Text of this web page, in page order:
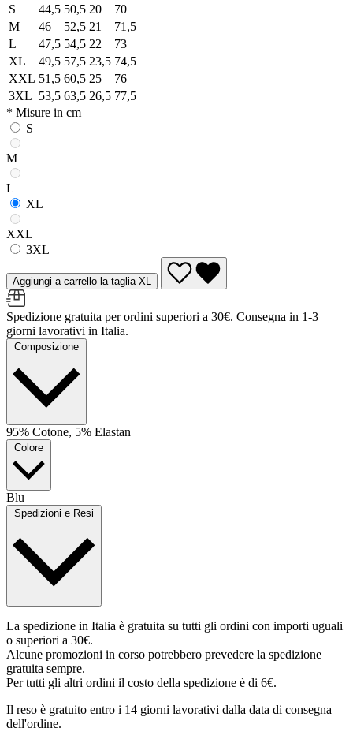
S
44,5 50,5 20
70
M
46 52,5 21
71,5
L
47,5 54,5 22
73
XL
49,5 57,5 23,5 74,5
XXL 51,5 60,5 25
76
3XL 53,5 63,5 26,5 77,5
* Misure in cm
S
M
L
XL
XXL
3XL
Aggiungi a carrello la taglia XL
Spedizione gratuita per ordini superiori a 30€. Consegna in 1-3
giorni lavorativi in Italia.
Composizione
95% Cotone, 5% Elastan
Colore
Blu
Spedizioni e Resi
La spedizione in Italia è gratuita su tutti gli ordini con importi uguali
o superiori a 30€.
Alcune promozioni in corso potrebbero prevedere la spedizione
gratuita sempre.
Per tutti gli altri ordini il costo della spedizione è di 6€.
Il reso è gratuito entro i 14 giorni lavorativi dalla data di consegna
dell'ordine.